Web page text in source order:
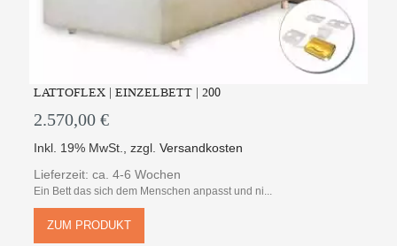
LATTOFLEX | EINZELBETT | 200
2.570,00 €
Inkl. 19% MwSt. ,zzgl.Versandkosten
Lieferzeit: ca. 4-6 Wochen
Ein Bett das sich dem Menschen anpasst und ni...
ZUM PRODUKT